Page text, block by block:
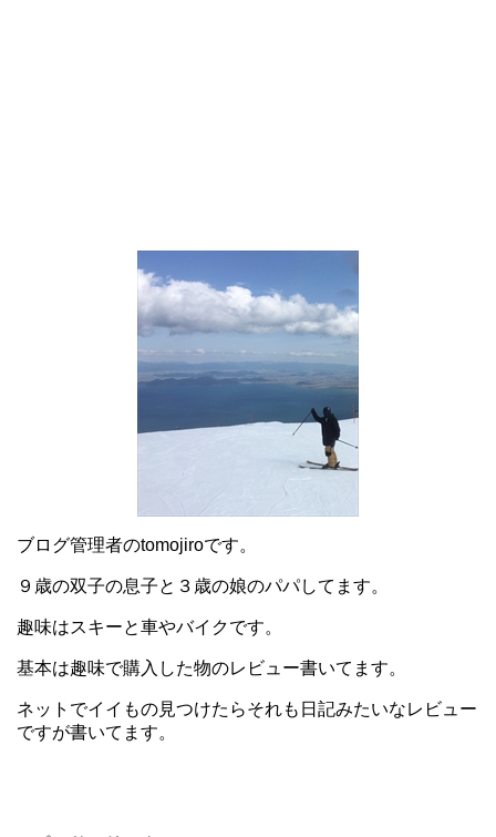
ブログ管理者のtomojiroです。
９歳の双子の息子と３歳の娘のパパしてます。
趣味はスキーと車やバイクです。
基本は趣味で購入した物のレビュー書いてます。
ネットでイイもの見つけたらそれも日記みたいなレビュー
ですが書いてます。